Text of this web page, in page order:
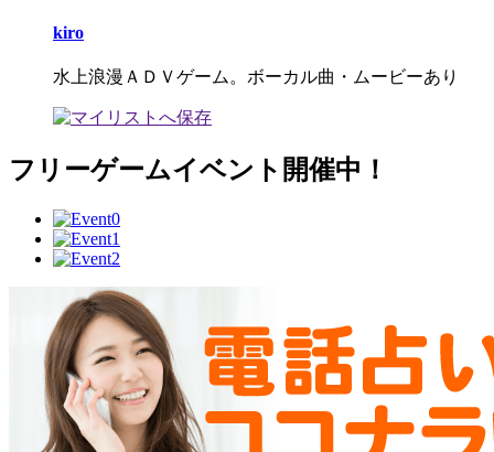
kiro
水上浪漫ＡＤＶゲーム。ボーカル曲・ムービーあり
フリーゲームイベント開催中！